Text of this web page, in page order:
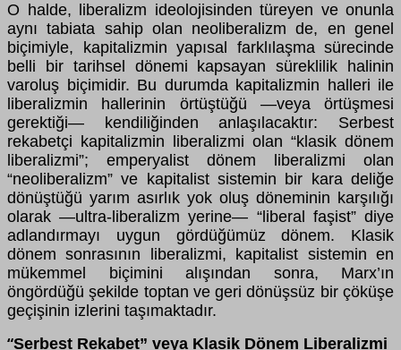
O halde, liberalizm ideolojisinden türeyen ve onunla
aynı tabiata sahip olan neoliberalizm de, en genel
biçimiyle, kapitalizmin yapısal farklılaşma sürecinde
belli bir tarihsel dönemi kapsayan süreklilik halinin
varoluş biçimidir. Bu durumda kapitalizmin halleri ile
liberalizmin hallerinin örtüştüğü —veya örtüşmesi
gerektiği— kendiliğinden anlaşılacaktır: Serbest
rekabetçi kapitalizmin liberalizmi olan “klasik dönem
liberalizmi”; emperyalist dönem liberalizmi olan
“neoliberalizm” ve kapitalist sistemin bir kara deliğe
dönüştüğü yarım asırlık yok oluş döneminin karşılığı
olarak —ultra-liberalizm yerine— “liberal faşist” diye
adlandırmayı uygun gördüğümüz dönem. Klasik
dönem sonrasının liberalizmi, kapitalist sistemin en
mükemmel biçimini alışından sonra, Marx’ın
öngördüğü şekilde toptan ve geri dönüşsüz bir çöküşe
geçişinin izlerini taşımaktadır.
“Serbest Rekabet” veya Klasik Dönem Liberalizmi